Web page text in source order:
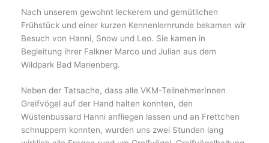
Nach unserem gewohnt leckerem und gemütlichen
Frühstück und einer kurzen Kennenlernrunde bekamen wir
Besuch von Hanni, Snow und Leo. Sie kamen in
Begleitung ihrer Falkner Marco und Julian aus dem
Wildpark Bad Marienberg.
Neben der Tatsache, dass alle VKM-TeilnehmerInnen
Greifvögel auf der Hand halten konnten, den
Wüstenbussard Hanni anfliegen lassen und an Frettchen
schnuppern konnten, wurden uns zwei Stunden lang